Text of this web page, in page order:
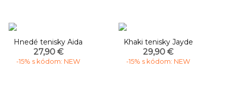
Hnedé tenisky Aida
27,90 €
-15% s kódom: NEW
Khaki tenisky Jayde
29,90 €
-15% s kódom: NEW